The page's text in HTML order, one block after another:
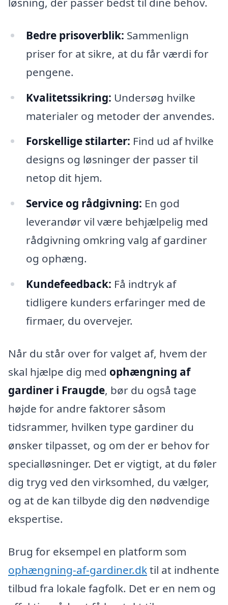
Bedre prisoverblik: Sammenlign
priser for at sikre, at du får værdi for
pengene.
Kvalitetssikring: Undersøg hvilke
materialer og metoder der anvendes.
Forskellige stilarter: Find ud af hvilke
designs og løsninger der passer til
netop dit hjem.
Service og rådgivning: En god
leverandør vil være behjælpelig med
rådgivning omkring valg af gardiner
og ophæng.
Kundefeedback: Få indtryk af
tidligere kunders erfaringer med de
firmaer, du overvejer.
Når du står over for valget af, hvem der
skal hjælpe dig med ophængning af
gardiner i Fraugde, bør du også tage
højde for andre faktorer såsom
tidsrammer, hvilken type gardiner du
ønsker tilpasset, og om der er behov for
specialløsninger. Det er vigtigt, at du føler
dig tryg ved den virksomhed, du vælger,
og at de kan tilbyde dig den nødvendige
ekspertise.
Brug for eksempel en platform som
ophængning-af-gardiner.dktil at indhente
tilbud fra lokale fagfolk. Det er en nem og